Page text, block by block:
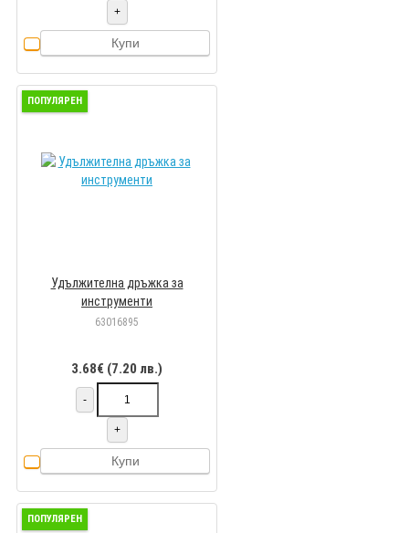
+
Купи
ПОПУЛЯРЕН
Удължителна дръжка за
инструменти
63016895
3.68€ (7.20 лв.)
-
+
Купи
ПОПУЛЯРЕН